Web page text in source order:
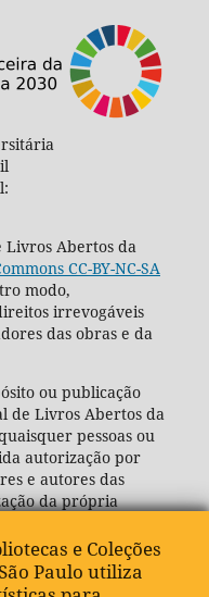
Livros Abertos da
CC-BY-NC-SA
modo,
irrevogáveis
das obras e da
ou publicação
de Livros Abertos da
pessoas ou
autorização por
e autores das
da própria
e Coleções
Paulo utiliza